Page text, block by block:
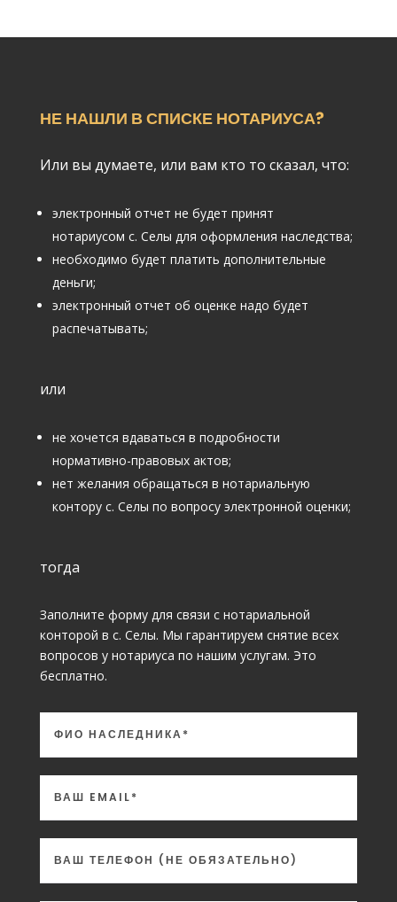
НЕ НАШЛИ В СПИСКЕ НОТАРИУСА?
Или вы думаете, или вам кто то сказал, что:
электронный отчет не будет принят
нотариусом с. Селы для оформления наследства;
необходимо будет платить дополнительные
деньги;
электронный отчет об оценке надо будет
распечатывать;
или
не хочется вдаваться в подробности
нормативно-правовых актов;
нет желания обращаться в нотариальную
контору с. Селы по вопросу электронной оценки;
тогда
Заполните форму для связи с нотариальной
конторой в с. Селы. Мы гарантируем снятие всех
вопросов у нотариуса по нашим услугам. Это
бесплатно.